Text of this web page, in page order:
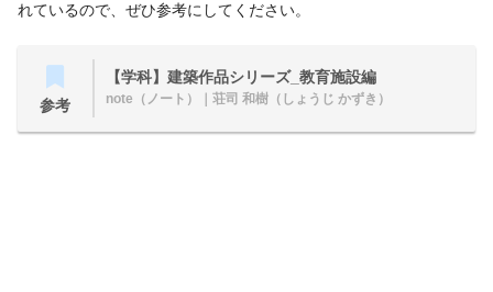
れているので、ぜひ参考にしてください。
参考
【学科】建築作品シリーズ_教育施設編
note（ノート） ｜荘司 和樹（しょうじ かずき）